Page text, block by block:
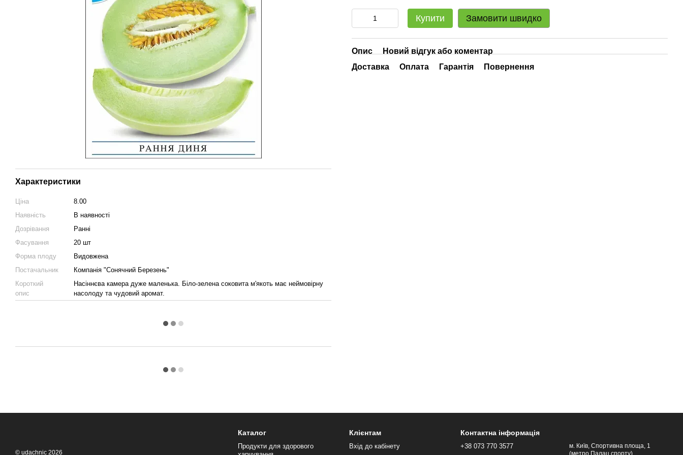
Характеристики
Ціна
8.00
Наявність
В наявності
Дозрівання
Ранні
Фасування
20 шт
Форма плоду
Видовжена
Постачальник
Компанія "Сонячний Березень"
Короткий
опис
Насіннєва камера дуже маленька. Біло-зелена соковита м'якоть має неймовірну
насолоду та чудовий аромат.
Купити Замовити швидко
Опис
Новий відгук або коментар
Доставка
Оплата Гарантія Повернення
© udachnic 2026
Каталог
Продукти для здорового
Клієнтам
Вхід до кабінету
Контактна інформація
+38 073 770 3577
м. Київ, Спортивна площа, 1
(метро Палац спорту).